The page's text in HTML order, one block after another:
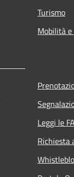
Turismo
Mobilità
Leggi le
Richiesta